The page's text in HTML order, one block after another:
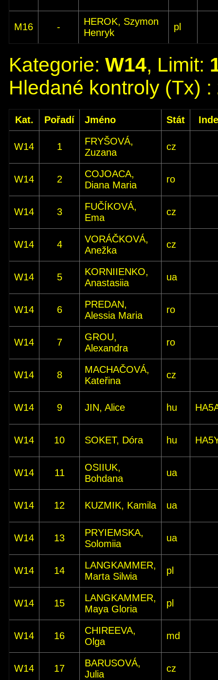
M16 -
HEROK, Szymon
Henryk
pl
Kategorie: W14, Limit:
Hledané kontroly (Tx) :
Kat. Pořadí Jméno Stát
W14 1
FRYŠOVÁ,
Zuzana
cz
W14 2
COJOACA,
Diana Maria
ro
W14 3
FUČÍKOVÁ,
Ema
cz
W14 4
VORÁČKOVÁ,
Anežka
cz
W14 5
KORNIIENKO,
Anastasiia
ua
W14 6
PREDAN,
Alessia Maria
ro
W14 7
GROU,
Alexandra
ro
W14 8
MACHAČOVÁ,
Kateřina
cz
W14 9 JIN, Alice hu
W14 10 SOKET, Dóra hu
W14 11
OSIIUK,
Bohdana
ua
W14 12 KUZMIK, Kamila ua
W14 13
PRYIEMSKA,
Solomiia
ua
W14 14
LANGKAMMER,
Marta Silwia
pl
W14 15
LANGKAMMER,
Maya Gloria
pl
W14 16
CHIREEVA,
Olga
md
W14 17
BARUSOVÁ,
Julia
cz